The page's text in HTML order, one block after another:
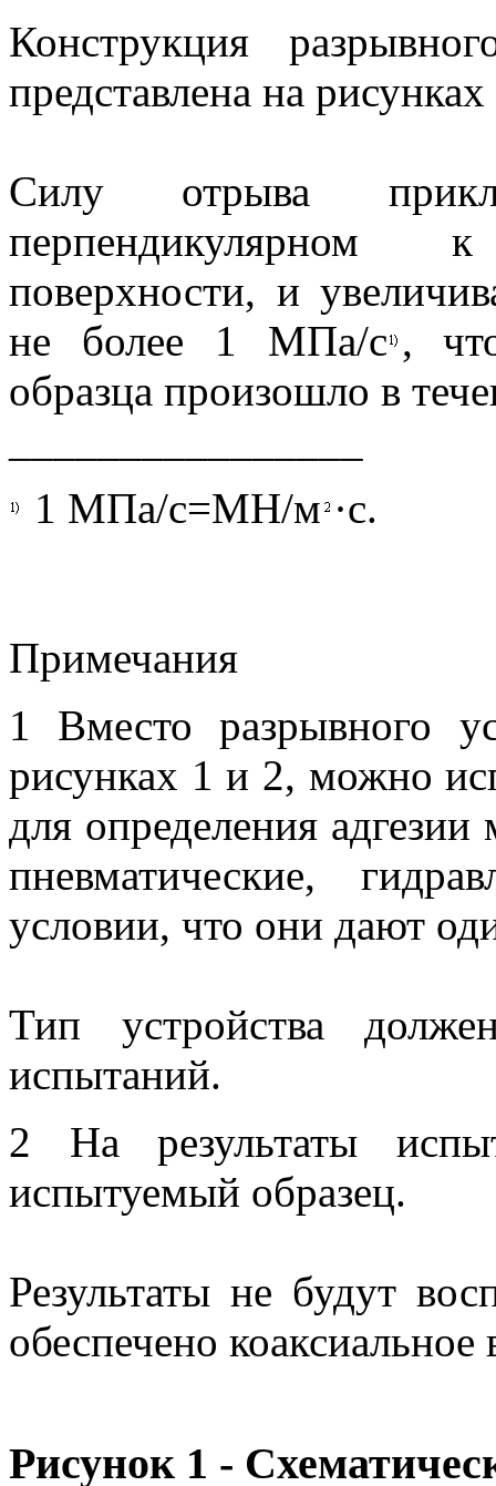
Конструкция
представлена на
Силу отрыва
перпендикулярном
поверхности, и
не более 1 МПа/с ,
образца произошло в
1 МПа/с=МН/м ·с.
Примечания
1 Вместо разрывного
рисунках 1 и 2, можно
для определения
пневматические,
условии, что они дают
Тип устройства
испытаний.
2 На результаты
испытуемый образец.
Результаты не будут
обеспечено
Рисунок 1 -